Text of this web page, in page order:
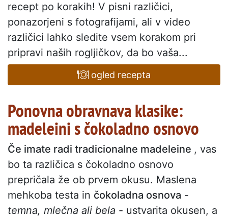
recept po korakih! V pisni različici,
ponazorjeni s fotografijami, ali v video
različici lahko sledite vsem korakom pri
pripravi naših rogljičkov, da bo vaša...
ogled recepta
Ponovna obravnava klasike:
madeleini s čokoladno osnovo
Če imate radi tradicionalne madeleine , vas
bo ta različica s čokoladno osnovo
prepričala že ob prvem okusu. Maslena
mehkoba testa in čokoladna osnova -
temna, mlečna ali bela - ustvarita okusen, a